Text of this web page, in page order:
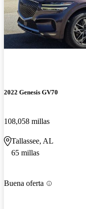
2022 Genesis GV70
108,058 millas
Tallassee, AL
65 millas
Buena oferta